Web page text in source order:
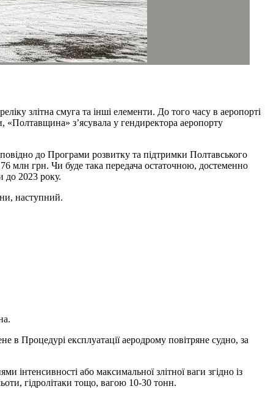
злітна смуга та інші елементи. До того часу в аеропорті
з’ясувала у гендиректора аеропорту
до Програми розвитку та підтримки Полтавського
млн грн. Чи буде така передача остаточною, достеменно
до 2023 року.
наступний.
Процедурі експлуатації аеродрому повітряне судно, за
або максимальної злітної ваги згідно із
гідролітаки тощо, вагою 10-30 тонн.